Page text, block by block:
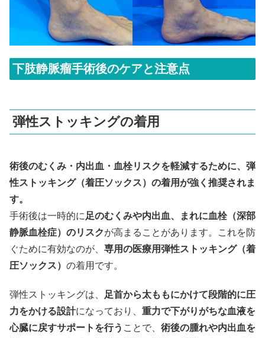
下肢静脈瘤手術後のケアと注意点
弾性ストッキングの着用
術後のむくみ・内出血・血栓リスクを軽減するために、弾
性ストッキング（着圧ソックス）の着用が強く推奨されま
す。
手術後は一時的に 足のむくみや内出血、まれに血栓（深部
静脈血栓症）のリスクが高まることがあります。これを防
ぐために有効なのが、 専用の医療用弾性ストッキング（着
圧ソックス） の着用です。
弾性ストッキングは、
足首から太ももにかけて段階的に圧
力をかける設計になっており、 重力で下がりがちな血液を
心臓に戻すサポートを行う ことで、 術後の腫れや内出血を